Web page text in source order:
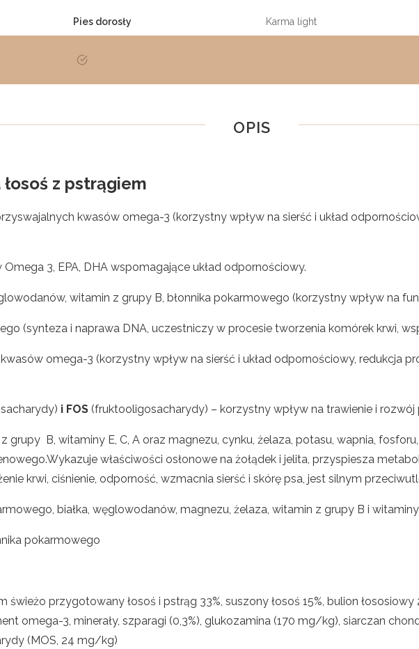
Pies dorosły Karma light
tak
OPIS
z pstrągiem
kwasów omega-3 (korzystny wpływ na sierść i układ
Omega 3, EPA, DHA wspomagające układ odpornościowy.
witamin z grupy B, błonnika pokarmowego (korzystny wpływ na
(synteza i naprawa DNA, uczestniczy w procesie tworzenia komórek krwi,
kwasów omega-3 (korzystny wpływ na sierść i układ odpornościowy, redukcja
i FOS (fruktooligosacharydy) – korzystny wpływ na trawienie i rozwój
grupy B, witaminy E, C, A oraz magnezu, cynku, żelaza, potasu, wapnia,
właściwości osłonowe na żołądek i jelita, przyspiesza
krwi, ciśnienie, odporność, wzmacnia sierść i skórę psa, jest silnym
białka, węglowodanów, magnezu, żelaza, witamin z grupy B i
pokarmowego
świeżo przygotowany łosoś i pstrąg 33%, suszony łosoś 15%, bulion łososiowy
omega-3, minerały, szparagi (0,3%), glukozamina (170 mg/kg), siarczan
(MOS, 24 mg/kg)